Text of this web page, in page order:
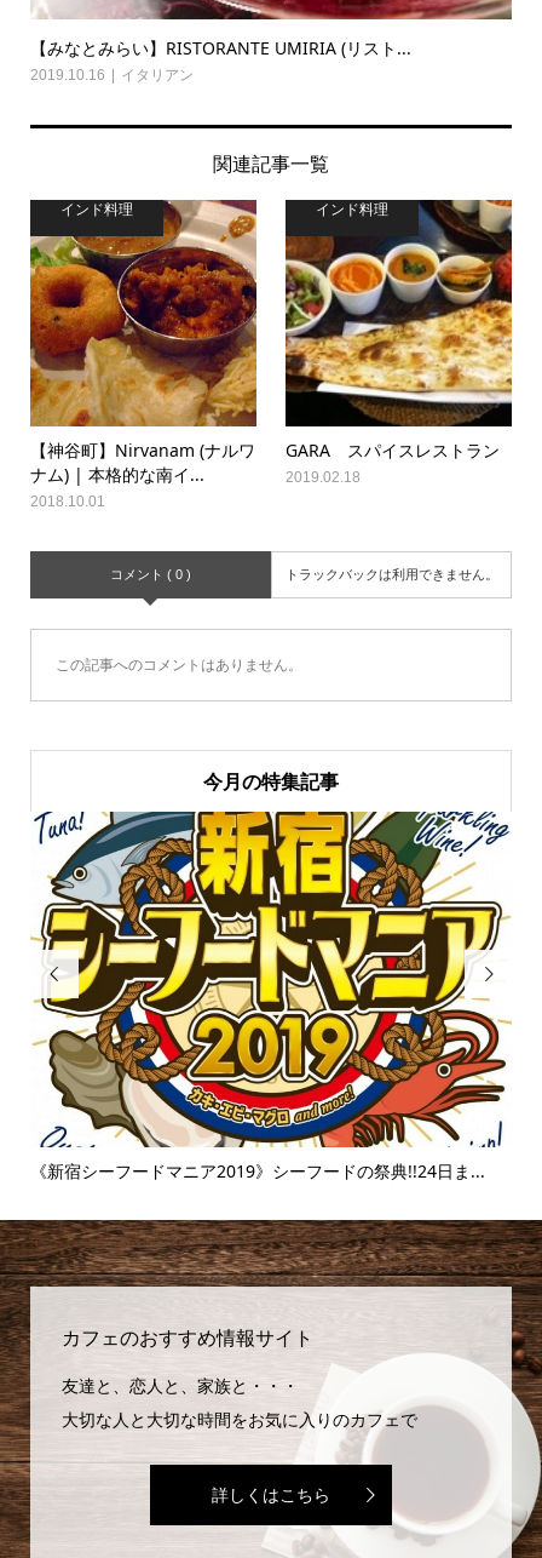
【みなとみらい】RISTORANTE UMIRIA (リスト...
2019.10.16 イタリアン
関連記事一覧
インド料理
【神谷町】Nirvanam (ナルワ
ナム) | 本格的な南イ...
2018.10.01
インド料理
GARA スパイスレストラン
2019.02.18
コメント ( 0 ) トラックバックは利用できません。
この記事へのコメントはありません。
今月の特集記事

《富士そば》衝撃のタピオカ漬け丼!!販売延長を繰り返すその

カフェのおすすめ情報サイト
大切な人と大切な時間をお気に入りのカフェで